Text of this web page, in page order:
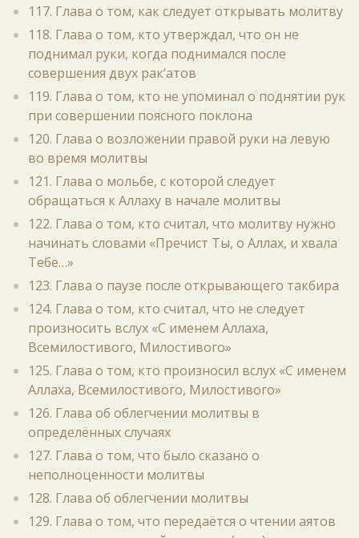
117. Глава о том, как следует открывать молитву
118. Глава о том, кто утверждал, что он не
поднимал руки, когда поднимался после
совершения двух рак‘атов
119. Глава о том, кто не упоминал о поднятии рук
при совершении поясного поклона
120. Глава о возложении правой руки на левую
во время молитвы
121. Глава о мольбе, с которой следует
обращаться к Аллаху в начале молитвы
122. Глава о том, кто считал, что молитву нужно
начинать словами «Пречист Ты, о Аллах, и хвала
Тебе…»
123. Глава о паузе после открывающего такбира
124. Глава о том, кто считал, что не следует
произносить вслух «С именем Аллаха,
Всемилостивого, Милостивого»
125. Глава о том, кто произносил вслух «С именем
Аллаха, Всемилостивого, Милостивого»
126. Глава об облегчении молитвы в
определённых случаях
127. Глава о том, что было сказано о
неполноценности молитвы
128. Глава об облегчении молитвы
129. Глава о том, что передаётся о чтении аятов